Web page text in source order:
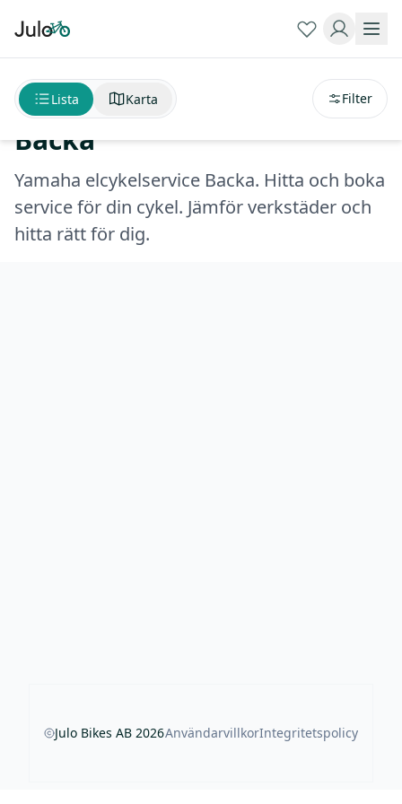
Yamaha elcykelservice
Backa
Yamaha elcykelservice Backa. Hitta och boka
service för din cykel. Jämför verkstäder och
hitta rätt för dig.
Lista Karta Filter
avstånd
Julo Bikes AB 2026AnvändarvillkorIntegritetspolicy